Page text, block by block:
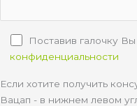
Поставив галочку
конфиденциальности
Если хотите получить
Вацап - в нижнем левом